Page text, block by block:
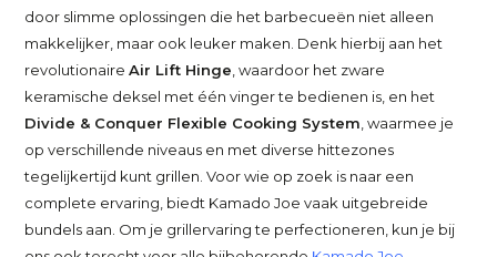
door slimme oplossingen die het barbecueën niet alleen
makkelijker, maar ook leuker maken. Denk hierbij aan het
revolutionaireAir Lift Hinge , waardoor het zware
keramische deksel met één vinger te bedienen is, en het
Divide & Conquer Flexible Cooking System , waarmee je
op verschillende niveaus en met diverse hittezones
tegelijkertijd kunt grillen. Voor wie op zoek is naar een
complete ervaring, biedt Kamado Joe vaak uitgebreide
bundels aan. Om je grillervaring te perfectioneren, kun je bij